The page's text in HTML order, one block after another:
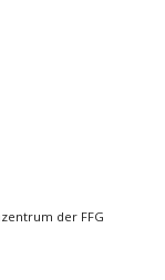
der FFG